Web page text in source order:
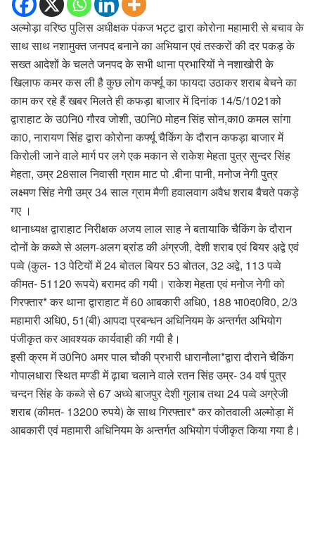
अल्मोड़ा वरिष्ठ पुलिस अधीक्षक पंकज भट्ट द्वारा कोरोना महामारी से बचाव के
साथ साथ नशामुक्त जनपद बनाने का अभियान एवं तस्करों की दर पकड़ के
सख्त आदेशों के चलते जनपद के सभी थाना प्रभारियों ने नशाखोरी के
खिलाफ कमर कस ली है कुछ लोग कर्फ्यू का फायदा उठाकर शराब बेचने का
काम कर रहे हैं खबर मिलते ही कफड़ा बाजार में दिनांक 14/5/1021को
द्वाराहाट के उ0नि0 गौरव जोशी, उ0नि0 मोहन सिंह सोन,का0 कमल सांगा
का0, नारायण सिंह द्वारा कोरोना कर्फ्यू चैकिंग के दौरान कफड़ा बाजार में
किरोली जाने वाले मार्ग पर लगे एक मकान से राकेश मेहता पुत्र सुन्दर सिंह
मेहता, उम्र 28साल निवासी ग्राम माट पो .बीना पानी, मनोज नेगी पुत्र
लक्ष्मण सिंह नेगी उम्र 34 साल ग्राम मैणी हवालवाग अवैध शराब बैचते पकड़े
गए ।
थानाध्यक्ष द्वाराहाट निरीक्षक अजय लाल साह ने बतायाकि चैकिंग के दौरान
दोनों के कब्जे से अलग-अलग ब्रांड की अंग्रजी, देशी शराब एवं बियर अ़द्वे एवं
पव्वे (कुल- 13 पेटियों में 24 बोतल बियर 53 बोतल, 32 अद्वे, 113 पव्वे
कीमत- 51120 रूपये) बरामद की गयी। राकेश मेहता एवं मनोज नेगी को
गिरफ्तार* कर थाना द्वाराहाट में 60 आबकारी अधि0, 188 भा0द0वि0, 2/3
महामारी अधि0, 51(बी) आपदा प्रबन्धन अधिनियम के अन्तर्गत अभियोग
पंजीकृत कर आवश्यक कार्यवाही की गयी है।
इसी क्रम में उ0नि0 अमर पाल चौकी प्रभारी धारानौला*द्वारा दौराने चैकिंग
गोपालधारा स्थित मण्डी में ढ़ाबा चलाने वाले रतन सिंह उम्र- 34 वर्ष पुत्र
चन्दन सिंह के कब्जे से 67 अध्धे बाजपुर देशी गुलाब तथा 24 पव्वे अग्रेजी
शराब (कीमत- 13200 रुपये) के साथ गिरफ्तार* कर कोतवाली अल्मोड़ा में
आबकारी एवं महामारी अधिनियम के अन्तर्गत अभियोग पंजीकृत किया गया है।